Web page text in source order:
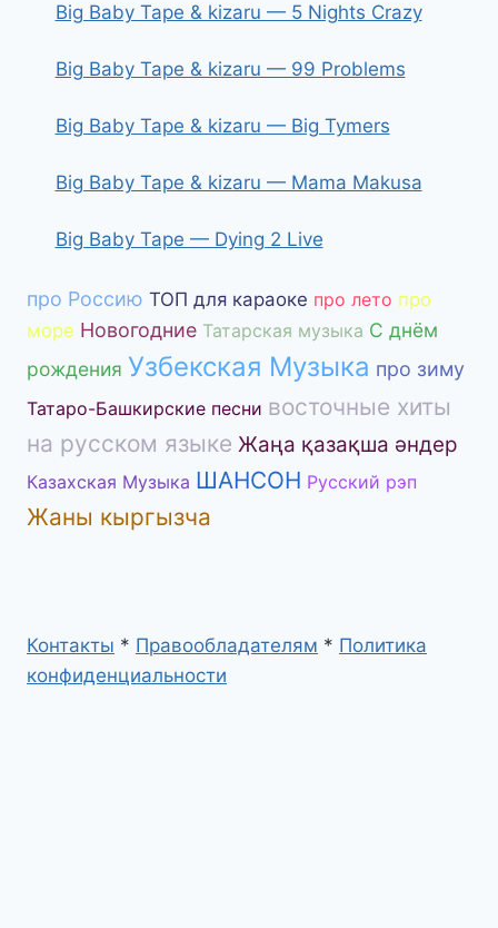
Big Baby Tape & kizaru — 5 Nights Crazy
Big Baby Tape & kizaru — 99 Problems
Big Baby Tape & kizaru — Big Tymers
Big Baby Tape & kizaru — Mama Makusa
Big Baby Tape — Dying 2 Live
про Россию ТОП для караоке про лето про
море Новогодние Татарская музыка С днём
рождения Узбекская Музыка про зиму
Татаро-Башкирские песни восточные хиты
на русском языке Жаңа қазақша әндер
Казахская Музыка ШАНСОН Русский рэп
Жаны кыргызча
Контакты * Правообладателям * Политика
конфиденциальности